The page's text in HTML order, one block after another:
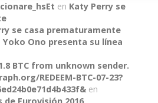
en Katy Perry se
se casa prematuramente
Yoko Ono presenta su línea
BTC from unknown sender.
REDEEM-BTC-07-23?
en